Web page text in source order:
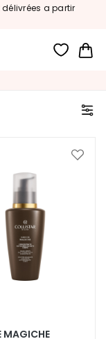
a partir
MAGICHE